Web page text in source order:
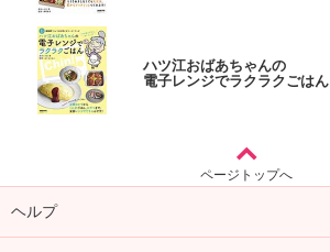
ハツ江おばあちゃんの
電子レンジでラクラクごはん
ページトップへ
ヘルプ